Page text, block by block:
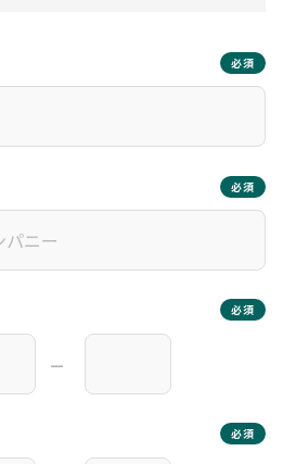
必須
必須
必須
―
必須